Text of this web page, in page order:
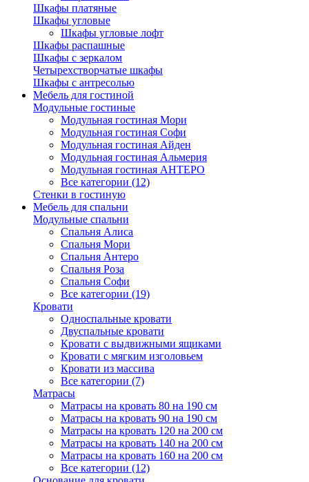
Шкафы платяные
Шкафы угловые
Шкафы угловые лофт
Шкафы распашные
Шкафы с зеркалом
Четырехстворчатые шкафы
Шкафы с антресолью
Мебель для гостиной
Модульные гостиные
Модульная гостиная Мори
Модульная гостиная Софи
Модульная гостиная Айден
Модульная гостиная Альмерия
Модульная гостиная АНТЕРО
Все категории (12)
Стенки в гостиную
Мебель для спальни
Модульные спальни
Спальня Алиса
Спальня Мори
Спальня Антеро
Спальня Роза
Спальня Софи
Все категории (19)
Кровати
Односпальные кровати
Двуспальные кровати
Кровати с выдвижными ящиками
Кровати с мягким изголовьем
Кровати из массива
Все категории (7)
Матрасы
Матрасы на кровать 80 на 190 см
Матрасы на кровать 90 на 190 см
Матрасы на кровать 120 на 200 см
Матрасы на кровать 140 на 200 см
Матрасы на кровать 160 на 200 см
Все категории (12)